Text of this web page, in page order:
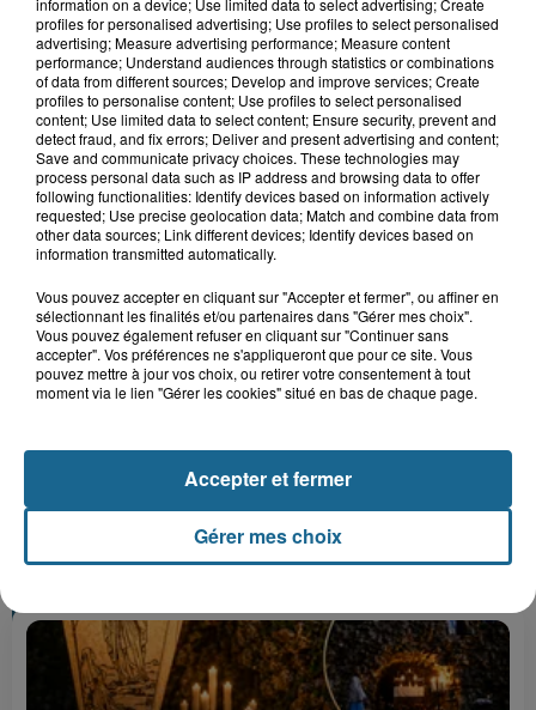
+ DE CADEAUX
Grand jeu de l'été : les cabines de plages
Gagnez vos entrées pour Dennlys
Parc
Gagnez vos entrées pour le parc
Bagatelle
Gagnez vos entrées pour Plopsaland
information on a device; Use limited data to select advertising; Create
profiles for personalised advertising; Use profiles to select personalised
advertising; Measure advertising performance; Measure content
performance; Understand audiences through statistics or combinations
of data from different sources; Develop and improve services; Create
profiles to personalise content; Use profiles to select personalised
content; Use limited data to select content; Ensure security, prevent and
detect fraud, and fix errors; Deliver and present advertising and content;
Save and communicate privacy choices. These technologies may
process personal data such as IP address and browsing data to offer
following functionalities: Identify devices based on information actively
requested; Use precise geolocation data; Match and combine data from
other data sources; Link different devices; Identify devices based on
information transmitted automatically.
Vous pouvez accepter en cliquant sur "Accepter et fermer", ou affiner en
sélectionnant les finalités et/ou partenaires dans "Gérer mes choix".
Vous pouvez également refuser en cliquant sur "Continuer sans
accepter". Vos préférences ne s'appliqueront que pour ce site. Vous
pouvez mettre à jour vos choix, ou retirer votre consentement à tout
moment via le lien "Gérer les cookies" situé en bas de chaque page.
Gérer mes choix
Accepter et fermer